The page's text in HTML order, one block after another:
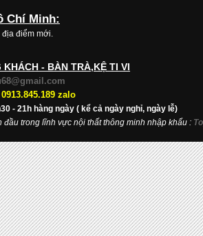
Chí Minh:
điểm mới.
- BÀN TRÀ,KỆ TI VI
0913.845.189 zalo
- 21h hàng ngày ( kể cả ngày nghỉ, ngày lễ)
đầu trong lĩnh vực nội thất thông minh nhập khẩu :